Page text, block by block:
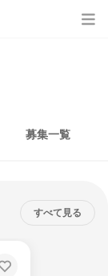
募集一覧
すべて見る